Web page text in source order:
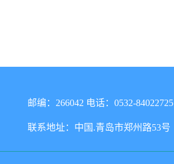
邮编：266042 电话：0532-84022725
联系地址：中国.青岛市郑州路53号